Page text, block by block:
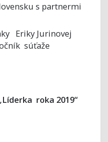
s partnermi
Eriky Jurinovej
súťaže
roka 2019“